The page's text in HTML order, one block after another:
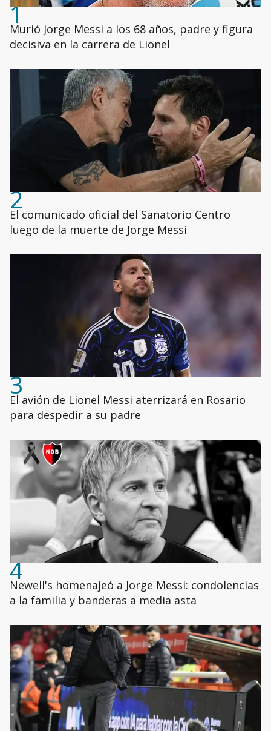
1
Murió Jorge Messi a los 68 años, padre y figura
decisiva en la carrera de Lionel
2
El comunicado oficial del Sanatorio Centro
luego de la muerte de Jorge Messi
3
El avión de Lionel Messi aterrizará en Rosario
para despedir a su padre
4
Newell's homenajeó a Jorge Messi: condolencias
a la familia y banderas a media asta